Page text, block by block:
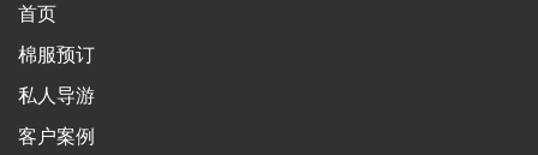
首页
棉服预订
私人导游
客户案例